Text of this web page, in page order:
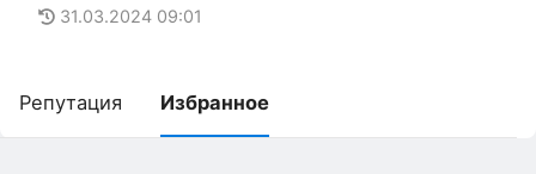
31.03.2024 09:01
Репутация Избранное